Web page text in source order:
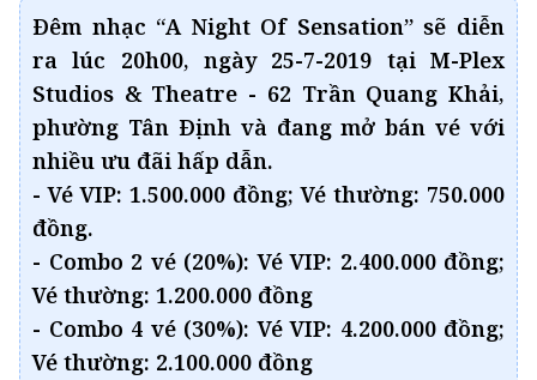
Đêm nhạc “A Night Of Sensation” sẽ diễn
ra lúc 20h00, ngày 25-7-2019 tại M-Plex
Studios & Theatre - 62 Trần Quang Khải,
phường Tân Định và đang mở bán vé với
nhiều ưu đãi hấp dẫn.
- Vé VIP: 1.500.000 đồng; Vé thường: 750.000
đồng.
- Combo 2 vé (20%): Vé VIP: 2.400.000 đồng;
Vé thường: 1.200.000 đồng
- Combo 4 vé (30%): Vé VIP: 4.200.000 đồng;
Vé thường: 2.100.000 đồng